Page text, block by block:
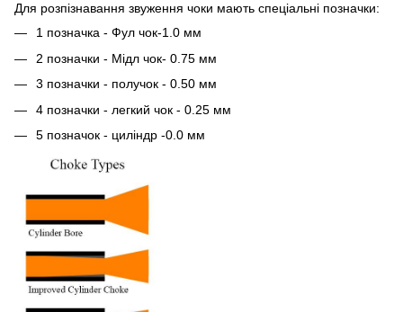
Для розпізнавання звуження чоки мають спеціальні позначки:
1 позначка - Фул чок-1.0 мм
2 позначки - Мідл чок- 0.75 мм
3 позначки - получок - 0.50 мм
4 позначки - легкий чок - 0.25 мм
5 позначок - циліндр -0.0 мм